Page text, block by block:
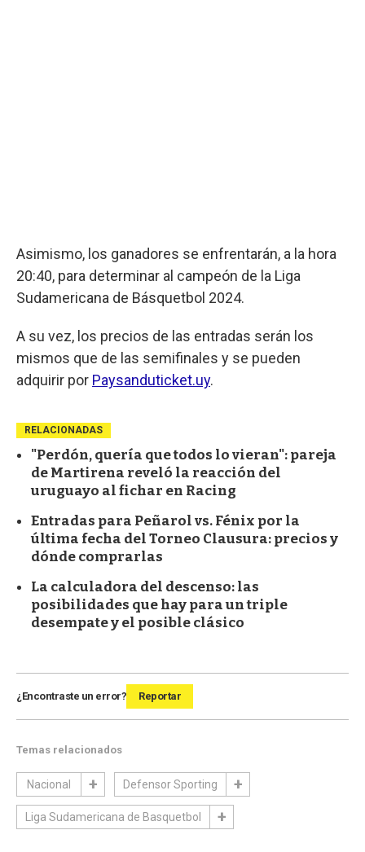
Asimismo, los ganadores se enfrentarán, a la hora
20:40, para determinar al campeón de la Liga
Sudamericana de Básquetbol 2024.
A su vez, los precios de las entradas serán los
mismos que de las semifinales y se pueden
adquirir por Paysanduticket.uy.
RELACIONADAS
"Perdón, quería que todos lo vieran": pareja
de Martirena reveló la reacción del
uruguayo al fichar en Racing
Entradas para Peñarol vs. Fénix por la
última fecha del Torneo Clausura: precios y
dónde comprarlas
La calculadora del descenso: las
posibilidades que hay para un triple
desempate y el posible clásico
¿Encontraste un error? Reportar
Temas relacionados
Nacional Defensor Sporting
Liga Sudamericana de Basquetbol